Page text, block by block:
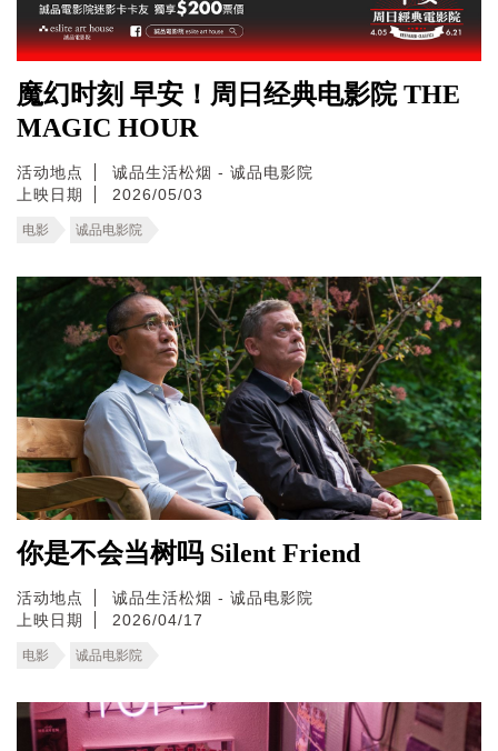
魔幻时刻 早安！周日经典电影院 THE
MAGIC HOUR
活动地点
诚品生活松烟 - 诚品电影院
上映日期
2026/05/03
电影 诚品电影院
你是不会当树吗 Silent Friend
活动地点
诚品生活松烟 - 诚品电影院
上映日期
2026/04/17
电影 诚品电影院